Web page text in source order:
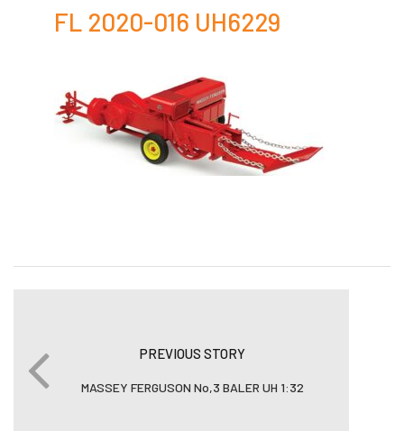
FL 2020-016 UH6229
PREVIOUS STORY
MASSEY FERGUSON No,3 BALER UH 1:32